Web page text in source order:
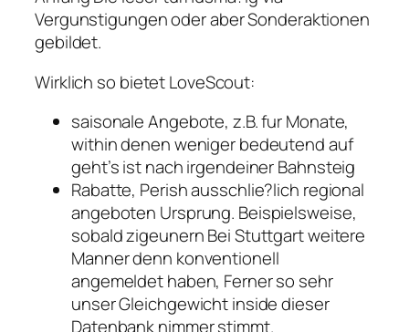
Vergunstigungen oder aber Sonderaktionen
gebildet.
Wirklich so bietet LoveScout:
saisonale Angebote, z.B. fur Monate,
within denen weniger bedeutend auf
geht’s ist nach irgendeiner Bahnsteig
Rabatte, Perish ausschlie?lich regional
angeboten Ursprung. Beispielsweise,
sobald zigeunern Bei Stuttgart weitere
Manner denn konventionell
angemeldet haben, Ferner so sehr
unser Gleichgewicht inside dieser
Datenbank nimmer stimmt.